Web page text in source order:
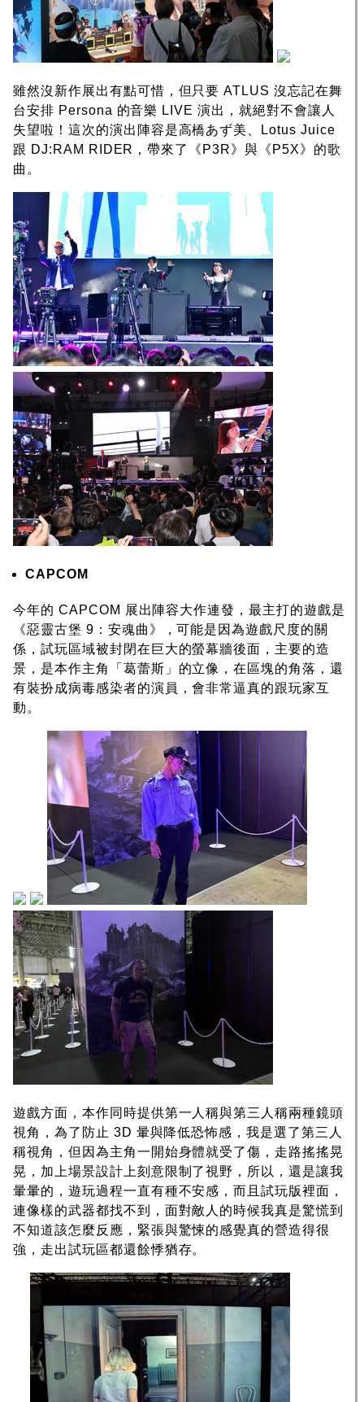
雖然沒新作展出有點可惜，但只要 ATLUS 沒忘記在舞
台安排 Persona 的音樂 LIVE 演出，就絕對不會讓人
失望啦！這次的演出陣容是高橋あず美、Lotus Juice
跟 DJ:RAM RIDER，帶來了《P3R》與《P5X》的歌
曲。
CAPCOM
今年的 CAPCOM 展出陣容大作連發，最主打的遊戲是
《惡靈古堡 9：安魂曲》，可能是因為遊戲尺度的關
係，試玩區域被封閉在巨大的螢幕牆後面，主要的造
景，是本作主角「葛蕾斯」的立像，在區塊的角落，還
有裝扮成病毒感染者的演員，會非常逼真的跟玩家互
動。
遊戲方面，本作同時提供第一人稱與第三人稱兩種鏡頭
視角，為了防止 3D 暈與降低恐怖感，我是選了第三人
稱視角，但因為主角一開始身體就受了傷，走路搖搖晃
晃，加上場景設計上刻意限制了視野，所以，還是讓我
暈暈的，遊玩過程一直有種不安感，而且試玩版裡面，
連像樣的武器都找不到，面對敵人的時候我真是驚慌到
不知道該怎麼反應，緊張與驚悚的感覺真的營造得很
強，走出試玩區都還餘悸猶存。